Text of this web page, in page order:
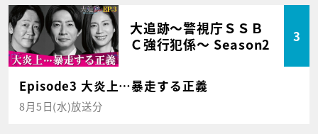
大追跡～警視庁ＳＳＢ
Ｃ強行犯係～ Season2
3
Episode3 大炎上…暴走する正義
8月5日(水)放送分